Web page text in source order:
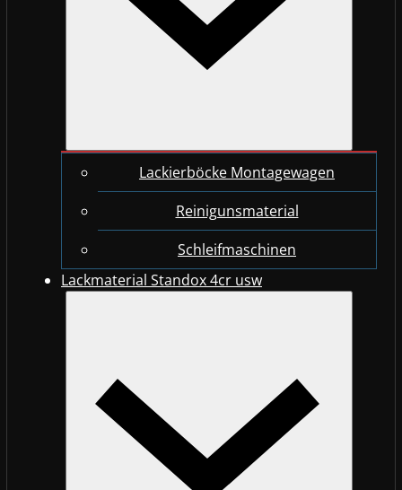
Lackierböcke Montagewagen
Reinigunsmaterial
Schleifmaschinen
Lackmaterial Standox 4cr usw